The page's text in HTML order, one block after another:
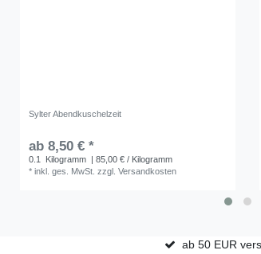
Sylter Abendkuschelzeit
ab 8,50 € *
0.1 Kilogramm | 85,00 € / Kilogramm
*inkl. ges. MwSt. zzgl.Versandkosten
ab 50 EUR